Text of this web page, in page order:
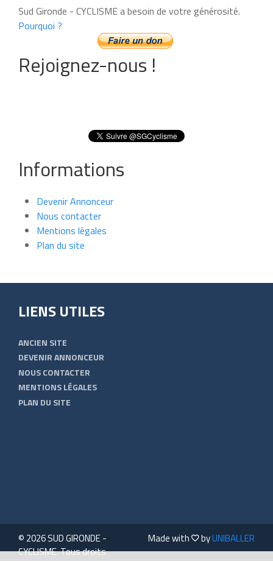
Sud Gironde - CYCLISME a besoin de votre générosité.
Pourquoi ?
Rejoignez-nous !
Informations
Devenir Annonceur
Nous contacter
Mentions légales
Plan du site
LIENS UTILES
ANCIEN SITE
DEVENIR ANNONCEUR
NOUS CONTACTER
MENTIONS LÉGALES
PLAN DU SITE
© 2026 SUD GIRONDE -
CYCLISME. Tous droits
Made with byUNIBALLER